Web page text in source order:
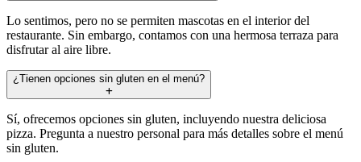
Lo sentimos, pero no se permiten mascotas en el interior del
restaurante. Sin embargo, contamos con una hermosa terraza para
disfrutar al aire libre.
¿Tienen opciones sin gluten en el menú?
Sí, ofrecemos opciones sin gluten, incluyendo nuestra deliciosa
pizza. Pregunta a nuestro personal para más detalles sobre el menú
sin gluten.